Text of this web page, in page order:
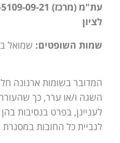
לציון
שמות השופטים: שמואל
המדובר בשומות ארנונה
השגה ו/או ערר, כך
לעניינן, בפרט בנסיבות
לגביית כל החובות